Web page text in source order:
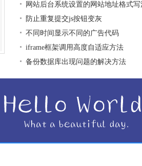
网站后台系统设置的网站地址格式写
防止重复提交js按钮变灰
不同时间显示不同的广告代码
iframe框架调用高度自适应方法
备份数据库出现问题的解决方法